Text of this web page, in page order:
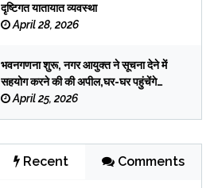
दृष्टिगत यातायात व्यवस्था
April 28, 2026
भवनगणना शुरू, नगर आयुक्त ने सूचना देने में
सहयोग करने की की अपील,घर-घर पहुंचेंगे
प्रगणक
April 25, 2026
Recent Comments